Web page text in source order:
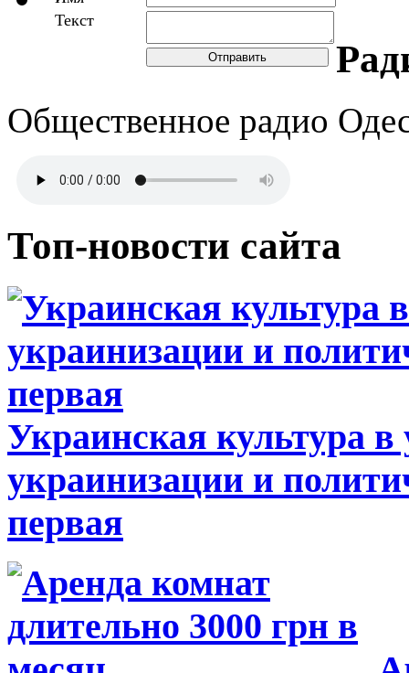
Текст
Отправить
Общественное радио
Топ-новости сайта
Украинская культура
украинизации и
первая